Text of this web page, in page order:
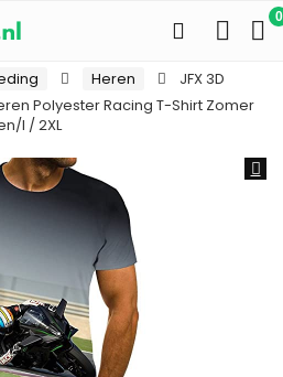
0
Heren
JFX 3D
Polyester Racing T-Shirt Zomer
I / 2XL